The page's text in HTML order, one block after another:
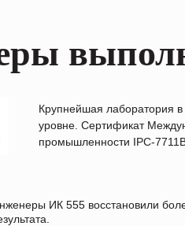
Крупнейшая лаборатория
уровне. Сертификат
промышленности IPC-
ИК 555 восстановили